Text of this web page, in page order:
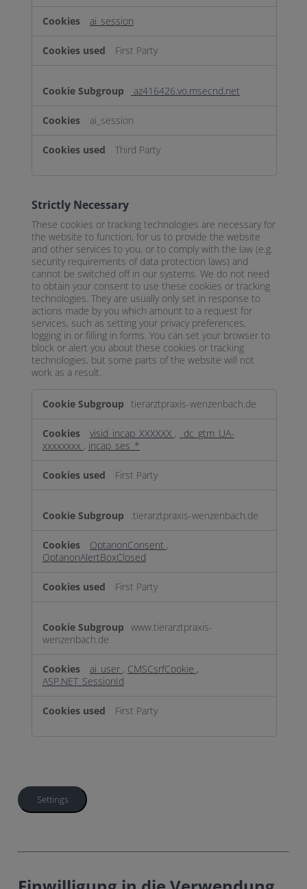
ai_session
First Party
az416426.vo.msecnd.net
ai_session
Third Party
Strictly Necessary
These cookies or tracking technologies are necessary for
the website to function, for us to provide the website
and other services to you, or to comply with the law (e.g.
security requirements of data protection laws) and
cannot be switched off in our systems. We do not need
to obtain your consent to use these cookies or tracking
technologies. They are usually only set in response to
actions made by you which amount to a request for
services, such as setting your privacy preferences,
logging in or filling in forms. You can set your browser to
block or alert you about these cookies or tracking
technologies, but some parts of the website will not
work as a result.
Necessary
tierarztpraxis-wenzenbach.de
visid_incap_XXXXXX ,
_dc_gtm_UA-
xxxxxxxx , incap_ses_*
First Party
.tierarztpraxis-wenzenbach.de
OptanonConsent ,
OptanonAlertBoxClosed
First Party
www.tierarztpraxis-
wenzenbach.de
ai_user , CMSCsrfCookie ,
ASP.NET_SessionId
First Party
Settings